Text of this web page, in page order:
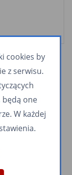
cookies by
z serwisu.
będą one
W każdej